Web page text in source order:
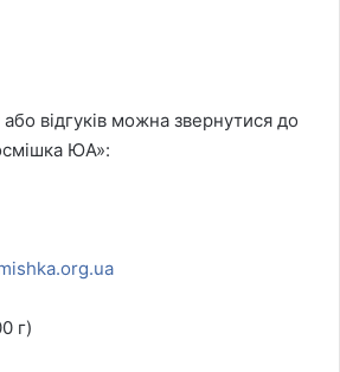
відгуків можна звернутися до
ЮА»:
г)